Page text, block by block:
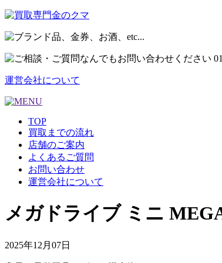
運営会社について
TOP
買取までの流れ
店舗のご案内
よくあるご質問
お問い合わせ
運営会社について
メガドライブ ミニ
2025年12月07日